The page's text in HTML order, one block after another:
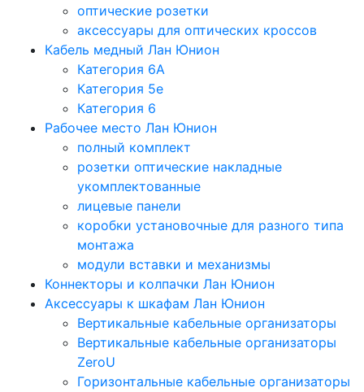
оптические розетки
аксессуары для оптических кроссов
Кабель медный Лан Юнион
Категория 6A
Категория 5e
Категория 6
Рабочее место Лан Юнион
полный комплект
розетки оптические накладные
укомплектованные
лицевые панели
коробки установочные для разного типа
монтажа
модули вставки и механизмы
Коннекторы и колпачки Лан Юнион
Аксессуары к шкафам Лан Юнион
Вертикальные кабельные организаторы
Вертикальные кабельные организаторы
ZeroU
Горизонтальные кабельные организаторы